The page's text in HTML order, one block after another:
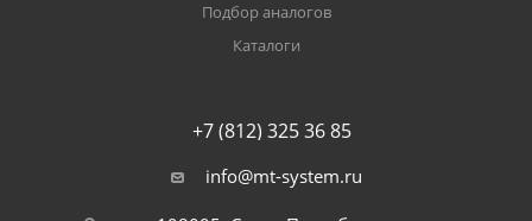
Подбор аналогов
Каталоги
+7 (812) 325 36 85
info@mt-system.ru